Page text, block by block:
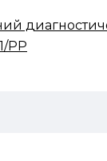
PP